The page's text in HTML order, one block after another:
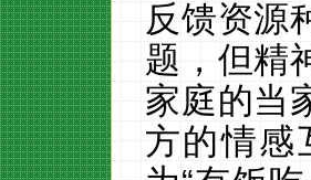
反馈资源
题，但精
家庭的当
方的情感